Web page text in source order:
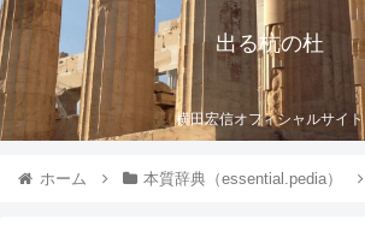
出る杭の杜
横田宏信オフィシャルサイト
ホーム 本質辞典（essential.pedia）